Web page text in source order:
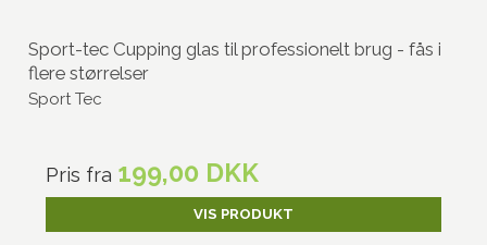
Sport-tec Cupping glas til professionelt brug - fås i
flere størrelser
Sport Tec
Pris fra 199,00 DKK
VIS PRODUKT